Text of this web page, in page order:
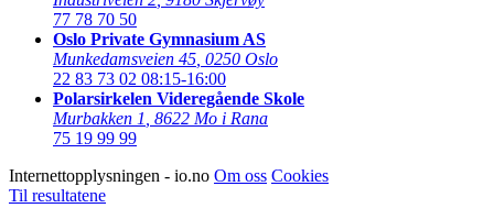
77 78 70 50
Oslo Private Gymnasium AS
Munkedamsveien 45 0250 Oslo
22 83 73 02 08:15-16:00
Polarsirkelen Videregående Skole
Murbakken 1 8622 Mo i Rana
75 19 99 99
Internettopplysningen - io.no Om oss Cookies
Til resultatene